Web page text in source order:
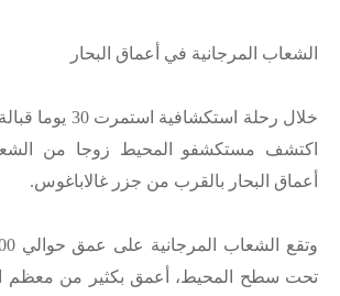
الشعاب المرجانية في أعماق البحار
خلال رحلة
اكتشف مستكشفو المحيط زوجا من
أعماق البحار بالقرب من جزر غالاباغوس.
تحت سطح المحيط، أعمق بكثير من معظم